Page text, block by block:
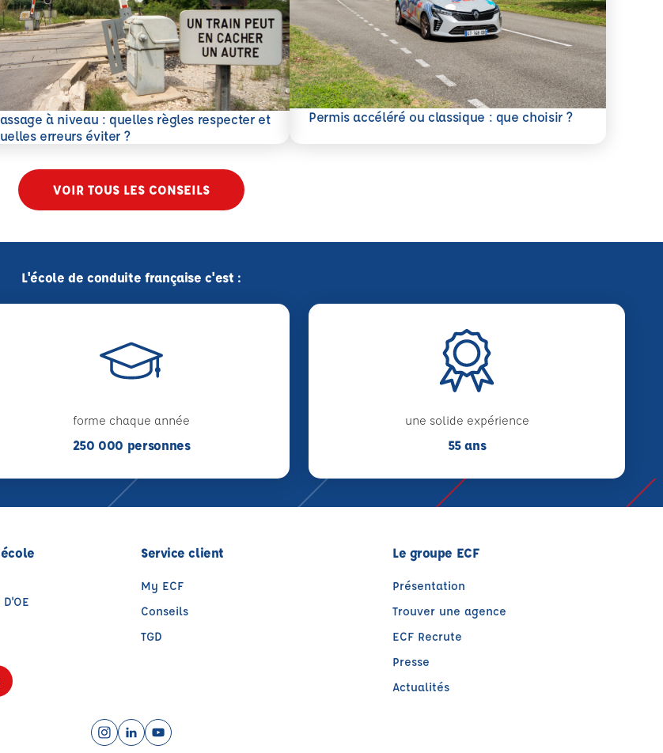
à niveau : quelles règles respecter et
erreurs éviter ?
plus
Permis accéléré ou classique : que choisir ?
En savoir plus
VOIR TOUS LES CONSEILS
L'école de conduite française c'est :
forme chaque année
250 000 personnes
une solide expérience
55 ans
D'OE
Service client
My ECF
Conseils
TGD
Le groupe ECF
Présentation
Trouver une agence
ECF Recrute
Presse
Actualités
Instagram (nouvelle fenêtre)
LinkedIn (nouvelle fenêtre)
YouTube (nouvelle fenêtre)